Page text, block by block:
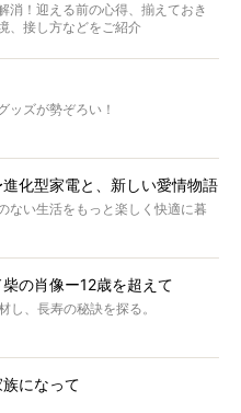
消！迎える前の心得、揃えておき
、接し方などをご紹介
ッズが勢ぞろい！
進化型家電と、新しい愛情物語
ない生活をもっと楽しく快適に暮
柴の肖像ー12歳を超えて
し、長寿の秘訣を探る。
族になって